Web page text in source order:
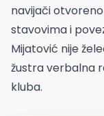
navijači
stavovima i
Mijatović nije
žustra verbalna
kluba.